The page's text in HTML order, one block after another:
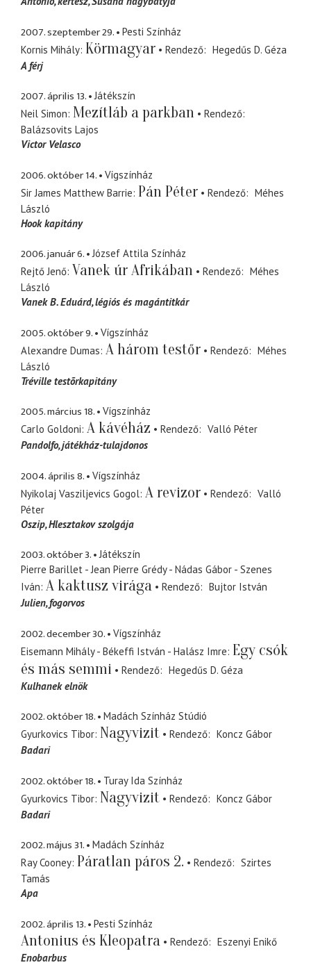
2007. szeptember 29.
Pesti Színház
Kornis Mihály Körmagyar Rendező
Hegedűs D. Géza
A férj
2007. április 13.
Játékszín
Neil Simon Mezítláb a parkban
Rendező
Balázsovits Lajos
Victor Velasco
2006. október 14.
Vígszínház
Sir James Matthew Barrie Pán Péter Rendező
Méhes
László
Hook kapitány
2006. január 6.
József Attila Színház
Rejtő Jenő Vanek úr Afrikában Rendező
Méhes
László
Vanek B. Eduárd légiós és magántitkár
2005. október 9.
Vígszínház
Alexandre Dumas A három testőr Rendező
Méhes
László
Tréville testõrkapitány
2005. március 18.
Vígszínház
Carlo Goldoni A kávéház Rendező
Valló Péter
Pandolfo játékház-tulajdonos
2004. április 8.
Vígszínház
Nyikolaj Vasziljevics Gogol A revizor Rendező
Valló
Péter
Oszip Hlesztakov szolgája
2003. október 3.
Játékszín
Pierre Barillet - Jean Pierre Grédy - Nádas Gábor - Szenes
Iván A kaktusz virága Rendező
Bujtor István
Julien fogorvos
2002. december 30.
Vígszínház
Eisemann Mihály - Békeffi István - Halász Imre Egy csók
és más semmi
Rendező
Hegedűs D. Géza
Kulhanek elnök
2002. október 18.
Madách Színház Stúdió
Gyurkovics Tibor Nagyvizit Rendező
Koncz Gábor
Badari
2002. október 18.
Turay Ida Színház
Gyurkovics Tibor Nagyvizit Rendező
Koncz Gábor
Badari
2002. május 31.
Madách Színház
Ray Cooney Páratlan páros 2. Rendező
Szirtes
Tamás
Apa
2002. április 13. Pesti Színház
Antonius és Kleopatra Rendező
Eszenyi Enikő
Enobarbus